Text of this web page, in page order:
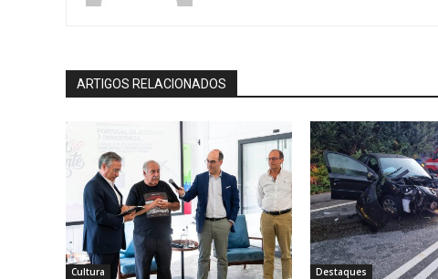
ARTIGOS RELACIONADOS
Cultura Destaques